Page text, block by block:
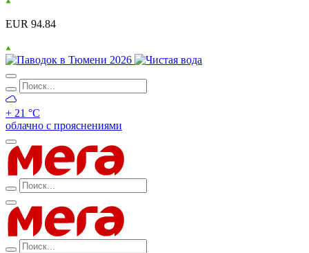
EUR 94.84
+ 21 °С
облачно с прояснениями